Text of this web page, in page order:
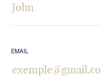
EMAIL